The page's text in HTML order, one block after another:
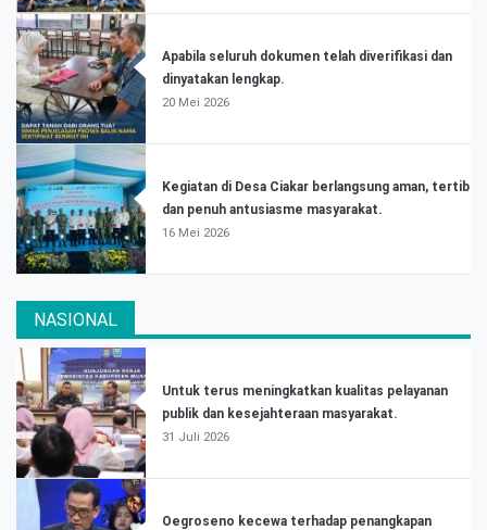
Apabila seluruh dokumen telah diverifikasi dan
dinyatakan lengkap.
20 Mei 2026
Kegiatan di Desa Ciakar berlangsung aman, tertib
dan penuh antusiasme masyarakat.
16 Mei 2026
NASIONAL
Untuk terus meningkatkan kualitas pelayanan
publik dan kesejahteraan masyarakat.
31 Juli 2026
Oegroseno kecewa terhadap penangkapan